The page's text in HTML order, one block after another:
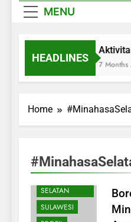
MENU
HEADLINES
7 Months
Home
SELATAN
SULAWESI